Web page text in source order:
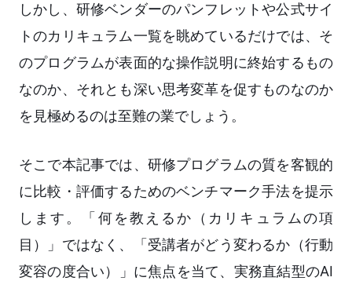
しかし、研修ベンダーのパンフレットや公式サイ
トのカリキュラム一覧を眺めているだけでは、そ
のプログラムが表面的な操作説明に終始するもの
なのか、それとも深い思考変革を促すものなのか
を見極めるのは至難の業でしょう。
そこで本記事では、研修プログラムの質を客観的
に比較・評価するためのベンチマーク手法を提示
します。「何を教えるか（カリキュラムの項
目）」ではなく、「受講者がどう変わるか（行動
変容の度合い）」に焦点を当て、実務直結型のAI